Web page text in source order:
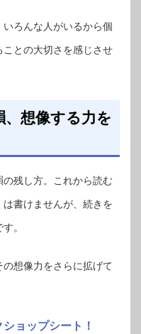
ろんな人がいるから個
との大切さを感じさせ
想像する力を
残し方。これから読む
書けませんが、続きを
。
想像力をさらに拡げて
ョップシート！